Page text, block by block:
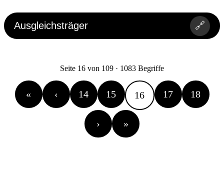
Ausgleichsträger 🔗
Seite 16 von 109 · 1083 Begriffe
« ‹ 14 15 16 17 18
› »